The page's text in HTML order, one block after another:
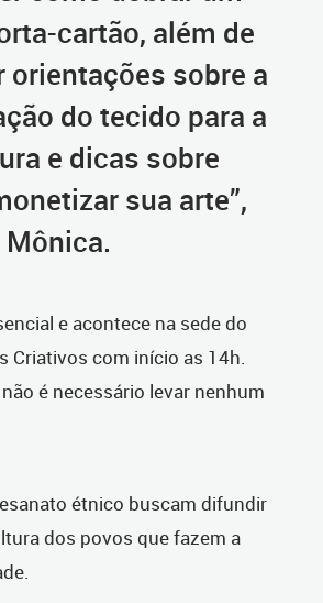
cartão, além de
orientações sobre a
do tecido para a
e dicas sobre
sua arte”,
e acontece na sede do
Criativos com início as 14h.
é necessário levar nenhum
étnico buscam difundir
dos povos que fazem a